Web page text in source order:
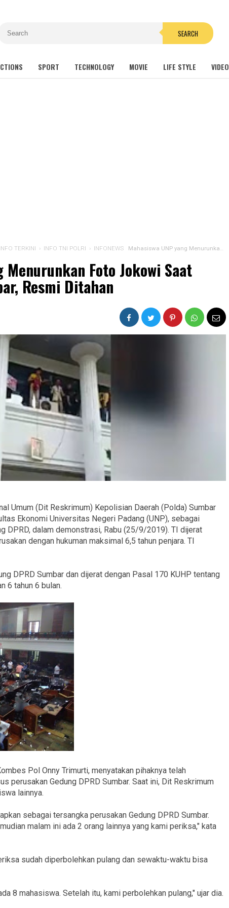
SEARCH
SPORT TECHNOLOGY MOVIE LIFE STYLE VIDEO
INFO TERKINI › INFO TNI POLRI › INFONEWS Mahasiswa UNP yang Menurunkan Foto Jokowi Saat Demo di DPRD Sumbar, Resmi Ditahan
Menurunkan Foto Jokowi Saat
Resmi Ditahan
Umum (Dit Reskrimum) Kepolisian Daerah (Polda) Sumbar
Ekonomi Universitas Negeri Padang (UNP), sebagai
DPRD, dalam demonstrasi, Rabu (25/9/2019). TI dijerat
dengan hukuman maksimal 6,5 tahun penjara. TI
DPRD Sumbar dan dijerat dengan Pasal 170 KUHP tentang
6 tahun 6 bulan.
Pol Onny Trimurti, menyatakan pihaknya telah
perusakan Gedung DPRD Sumbar. Saat ini, Dit Reskrimum
lainnya.
sebagai tersangka perusakan Gedung DPRD Sumbar.
malam ini ada 2 orang lainnya yang kami periksa," kata
sudah diperbolehkan pulang dan sewaktu-waktu bisa
8 mahasiswa. Setelah itu, kami perbolehkan pulang," ujar dia.